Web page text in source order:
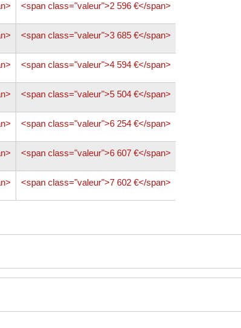
<span class="valeur">2 596 €</span>
<span class="valeur">3 685 €</span>
<span class="valeur">4 594 €</span>
<span class="valeur">5 504 €</span>
<span class="valeur">6 254 €</span>
<span class="valeur">6 607 €</span>
<span class="valeur">7 602 €</span>